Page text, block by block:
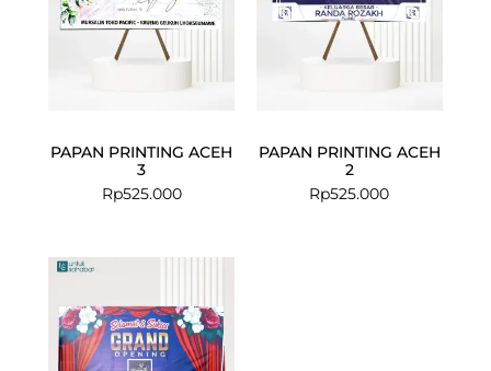
PAPAN PRINTING ACEH
3
Rp525.000
PAPAN PRINTING ACEH
2
Rp525.000